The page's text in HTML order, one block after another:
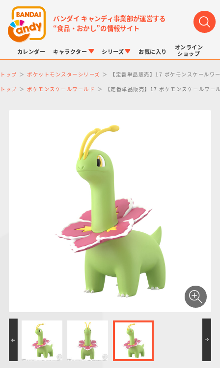
バンダイ キャンディ事業部が運営する
“食品・おかし”の情報サイト
カレンダー キャラクター
仮面ライダーシリー
PROJECT R.E.D.・
スーパー戦隊シリー
プリキュアシリーズ
ガンダムシリーズ
ポケットモンスター
アンパンマン
サンリオキャラクタ
シリーズ
キャラパキ
つりグミ
チョコサプ
にふぉるめーしょん
＆スクエアシール
SMPシリーズ
ポケモンスケールワ
お気に入り
オンライン
ショップ
トップ ポケットモンスターシリーズ 【定番単品販売】17 ポケモンスケールワ
トップ ポケモンスケールワールド 【定番単品販売】17 ポケモンスケールワー